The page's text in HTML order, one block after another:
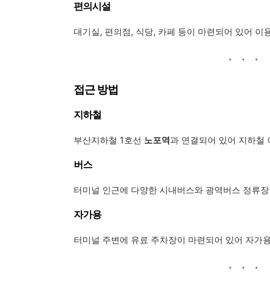
편의시설
대기실, 편의점, 식당, 카페 등이 마련되어 있어 이
접근 방법
지하철
부산지하철 1호선 노포역과 연결되어 있어 지하철
버스
터미널 인근에 다양한 시내버스와 광역버스 정류
자가용
터미널 주변에 유료 주차장이 마련되어 있어 자가